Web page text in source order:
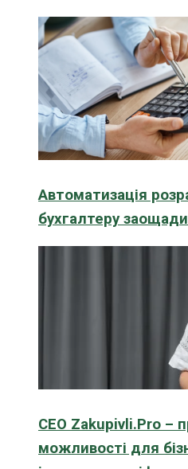
Автоматизація
бухгалтеру
CEO Zakupivli.Pro –
можливості для